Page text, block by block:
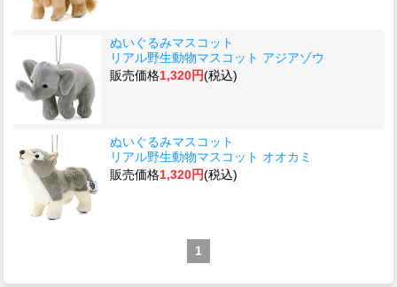
ぬいぐるみマスコット
リアル野生動物マスコット アジアゾウ
販売価格1,320円(税込)
ぬいぐるみマスコット
リアル野生動物マスコット オオカミ
販売価格1,320円(税込)
1